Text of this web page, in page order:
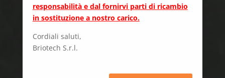
responsabilità e dal fornirvi parti di ricambio
in sostituzione a nostro carico.
Cordiali saluti,
Briotech S.r.l.